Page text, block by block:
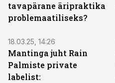
tavapärane äripraktika
problemaatiliseks?
18.03.25, 14:26
Mantinga juht Rain
Palmiste private
labelist: